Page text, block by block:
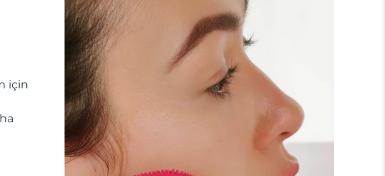
için